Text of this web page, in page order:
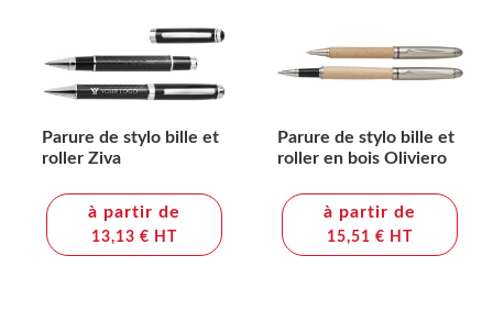
Parure de stylo bille et
roller Ziva
à partir de
13,13 € HT
Parure de stylo bille et
roller en bois Oliviero
à partir de
15,51 € HT